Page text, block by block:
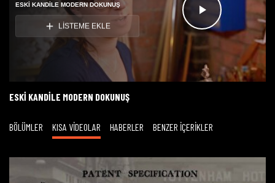
Videoyu
Oynat
ESKI KANDILE MODERN DOKUNUŞ
LİSTEME EKLE
ESKI KANDILE MODERN DOKUNUŞ
BÖLÜMLER KISA VİDEOLAR HABERLER BENZER İÇERİKLER